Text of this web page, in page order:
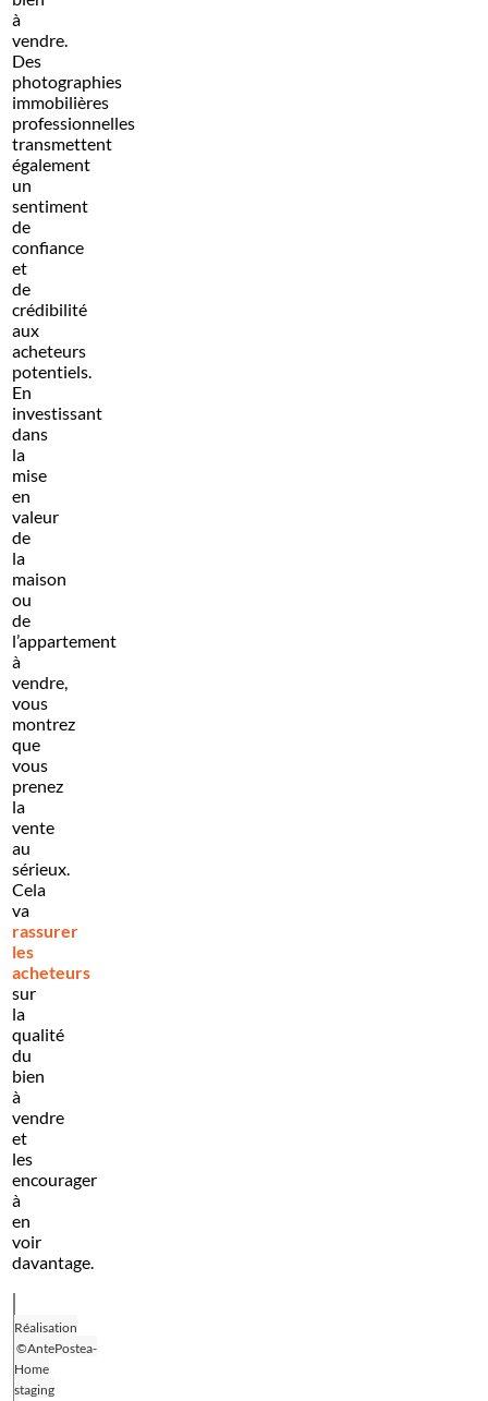
à
vendre.
Des
photographies
immobilières
professionnelles
transmettent
également
un
sentiment
de
confiance
et
de
crédibilité
aux
acheteurs
potentiels.
En
investissant
dans
la
mise
en
valeur
de
la
maison
ou
de
l’appartement
à
vendre,
vous
montrez
que
vous
prenez
la
vente
au
sérieux.
Cela
va
rassurer
les
acheteurs
sur
la
qualité
du
bien
à
vendre
et
les
encourager
à
en
voir
davantage.
Réalisation
©AntePostea-
Home
staging